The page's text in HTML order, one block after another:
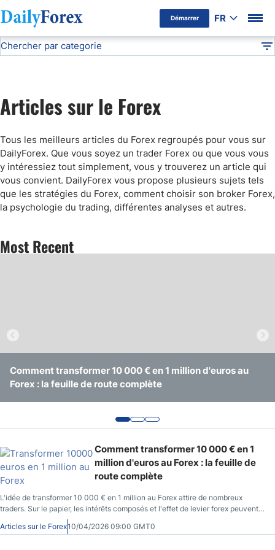
Démarrer FR
Avertissement Publicitaire
Chercher par categorie
Les cryptomonnaies
Stratégies Forex
Brokers Forex
Vocabulaire Forex
Articles sur le Forex
Tous les meilleurs articles du Forex regroupés pour vous sur
DailyForex. Que vous soyez un trader Forex ou que vous vous
y intéressiez tout simplement, vous y trouverez un article qui
vous convient. DailyForex vous propose plusieurs sujets tels
que les stratégies du Forex, comment choisir son broker Forex,
la psychologie du trading, différentes analyses et autres.
Most Recent
Comment transformer 10 000 € en 1 million d'euros au
Forex : la feuille de route complète
Comment Sélectionner les Meilleurs Points d'Entrée en
Forex ?
Tout savoir sur le graphique hebdomadaire en trading
Forex
Comment transformer 10 000 € en 1
million d'euros au Forex : la feuille de
route complète
L'idée de transformer 10 000 € en 1 million au Forex attire de nombreux
traders. Sur le papier, les intérêts composés et l'effet de levier forex peuvent
accélérer la croissance d'un capital. Dans la réalité, passer de 10k à 1M ne
repose pas sur un trade exceptionnel, mais sur un processus long : discipline,
Articles sur le Forex10/04/2026 09:00 GMT0